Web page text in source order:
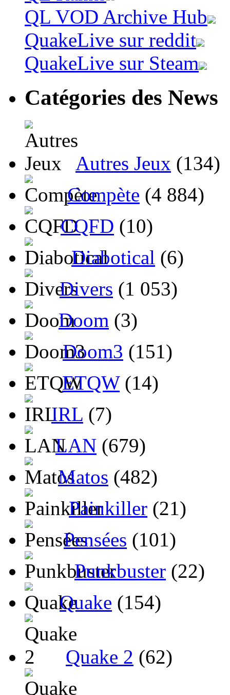
QL VOD Archive Hub
QuakeLive sur reddit
QuakeLive sur Steam
Catégories des News
Autres Jeux (134)
Compète (4 884)
CQFD (10)
Diabotical (6)
Divers (1 053)
Doom (3)
Doom3 (151)
ETQW(14)
IRL (7)
LAN (679)
Matos (482)
Painkiller (21)
Pensées (101)
Punkbuster (22)
Quake (154)
Quake 2 (62)